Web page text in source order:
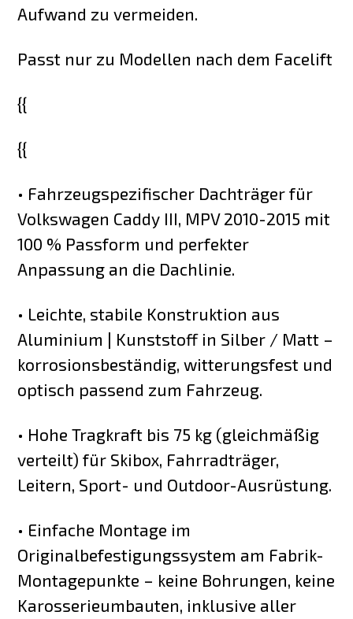
Aufwand zu vermeiden.
Passt nur zu Modellen nach dem Facelift
{{
{{
• Fahrzeugspezifischer Dachträger für
Volkswagen Caddy III, MPV 2010-2015 mit
100 % Passform und perfekter
Anpassung an die Dachlinie.
• Leichte, stabile Konstruktion aus
Aluminium | Kunststoff in Silber / Matt –
korrosionsbeständig, witterungsfest und
optisch passend zum Fahrzeug.
• Hohe Tragkraft bis 75 kg (gleichmäßig
verteilt) für Skibox, Fahrradträger,
Leitern, Sport- und Outdoor-Ausrüstung.
• Einfache Montage im
Originalbefestigungssystem am Fabrik-
Montagepunkte – keine Bohrungen, keine
Karosserieumbauten, inklusive aller